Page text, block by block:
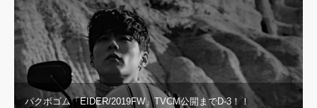
パクボゴム「EIDER/2019FW」TVCM公開までD-3！！